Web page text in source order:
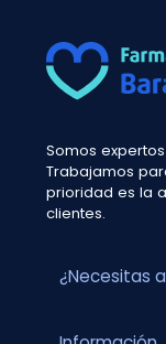
Somos
Trabajamos
prioridad es la
clientes.
¿Necesitas